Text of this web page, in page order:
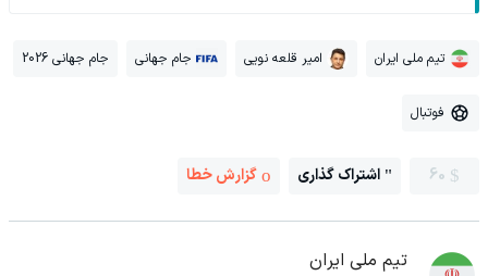
تیم ملی ایران امیر قلعه نویی جام جهانی جام جهانی 2026
فوتبال
60 اشتراک گذاری گزارش خطا
تیم ملی ایران